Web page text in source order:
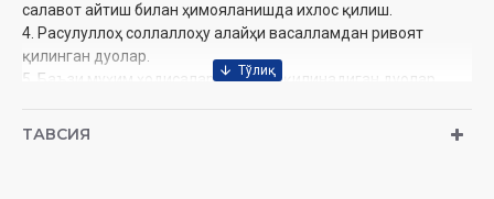
салавот айтиш билан ҳимояланишда ихлос қилиш.
4. Расулуллоҳ соллаллоҳу алайҳи васалламдан ривоят
қилинган дуолар.
5. Баъзи муҳим ҳодисалар вақтида қилинадиган дуолар.
Муаллиф:Абу Ҳомид Ғаззолий
ТАВСИЯ